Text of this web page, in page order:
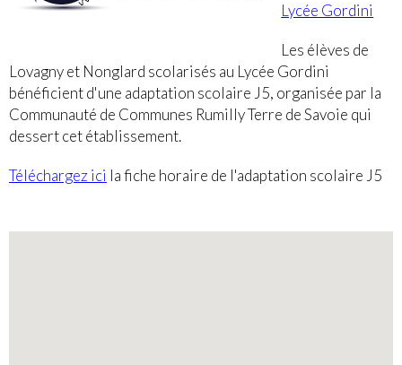
Lycée Gordini
Les élèves de
Lovagny et Nonglard scolarisés au Lycée Gordini
bénéficient d'une adaptation scolaire J5, organisée par la
Communauté de Communes Rumilly Terre de Savoie qui
dessert cet établissement.
Téléchargez ici la fiche horaire de l'adaptation scolaire J5